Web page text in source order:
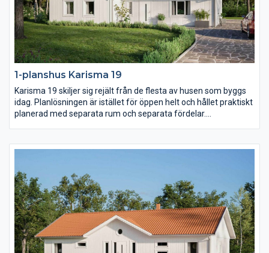
1-planshus Karisma 19
Karisma 19 skiljer sig rejält från de flesta av husen som byggs
idag. Planlösningen är istället för öppen helt och hållet praktiskt
planerad med separata rum och separata fördelar.
en egen passage ligger de två barn- och ungdomssovrummen